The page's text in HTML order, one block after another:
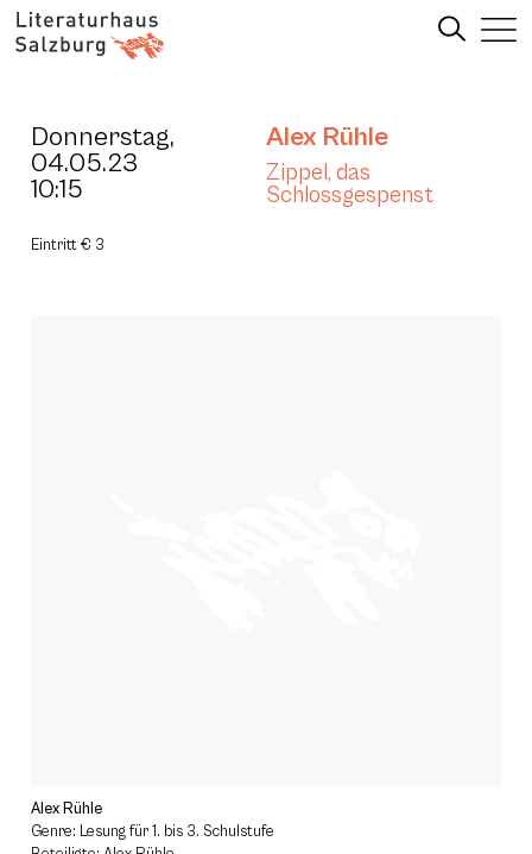
Donnerstag,
04.05.23
10:15
Alex Rühle
Zippel, das
Schlossgespenst
Eintritt € 3
Alex Rühle
Genre: Lesung für 1. bis 3. Schulstufe